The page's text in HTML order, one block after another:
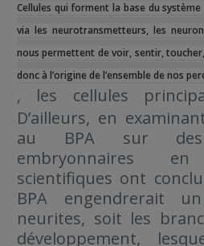
Cellules qui forment la base du
via les neurotransmetteurs, les
nous permettent de voir, sentir,
donc à l’origine de l’ensemble de nos
, les cellules
D’ailleurs, en
au BPA sur des
embryonnaires
scientifiques ont
BPA engendrerait
neurites, soit les
développement,